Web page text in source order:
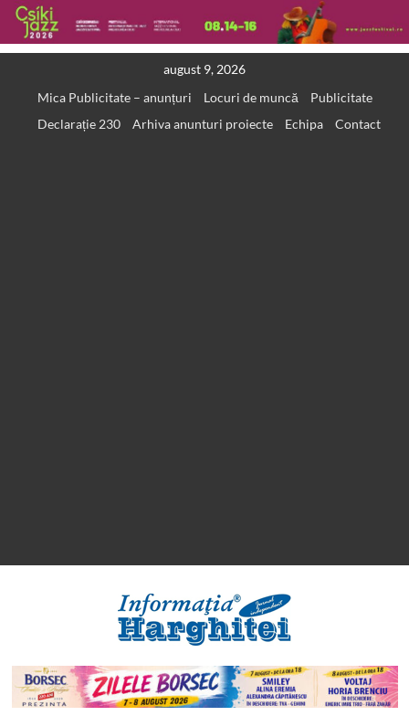
august 9, 2026
Mica Publicitate – anunțuri
Locuri de muncă
Publicitate
Declarație 230
Arhiva anunturi proiecte Echipa Contact